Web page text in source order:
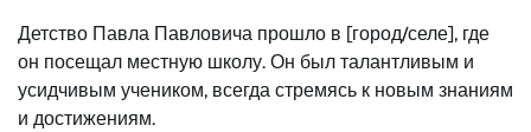
Детство Павла Павловича прошло в [город/селе], где
он посещал местную школу. Он был талантливым и
усидчивым учеником, всегда стремясь к новым знаниям
и достижениям.